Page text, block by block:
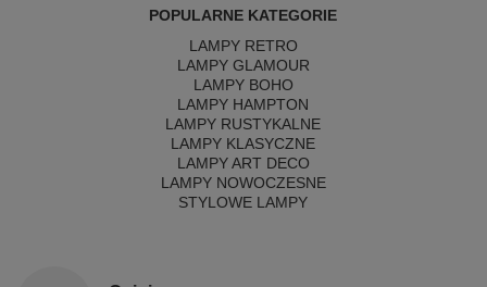
POPULARNE KATEGORIE
LAMPY RETRO
LAMPY GLAMOUR
LAMPY BOHO
LAMPY HAMPTON
LAMPY RUSTYKALNE
LAMPY KLASYCZNE
LAMPY ART DECO
LAMPY NOWOCZESNE
STYLOWE LAMPY